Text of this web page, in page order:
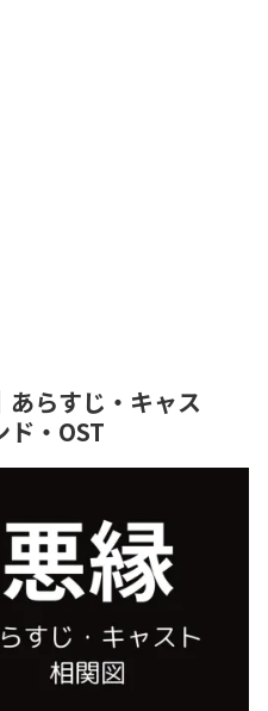
らすじ・キャス
ド・OST